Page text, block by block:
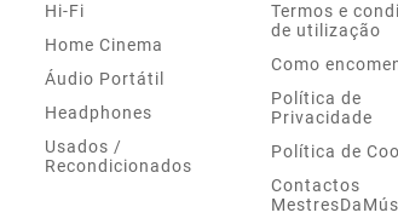
Hi-Fi
Home Cinema
Áudio Portátil
Headphones
Usados /
Recondicionados
Termos e
de utilização
Como
Política de
Privacidade
Política de
Contactos